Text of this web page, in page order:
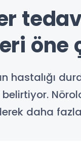
öne
hastalığı
daha fazla